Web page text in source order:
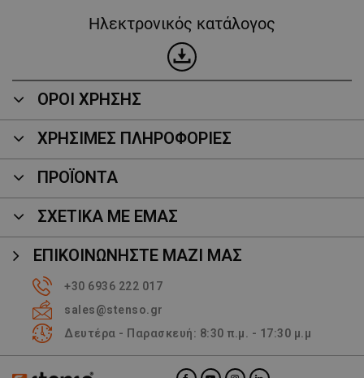
Ηλεκτρονικός κατάλογος
ΟΡΟΙ ΧΡΗΣΗΣ
ΧΡΗΣΙΜΕΣ ΠΛΗΡΟΦΟΡΙΕΣ
ΠΡΟΪΌΝΤΑ
ΣΧΕΤΙΚΑ ΜΕ ΕΜΑΣ
ΕΠΙΚΟΙΝΩΝΉΣΤΕ ΜΑΖΊ ΜΑΣ
+30 6936 222 017
sales@stenso.gr
Δευτέρα - Παρασκευή: 8:30 π.μ. - 17:30 μ.μ